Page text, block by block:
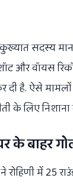
सदस्य
और वॉयस
है. ऐसे
के लिए
के बाहर
में 25